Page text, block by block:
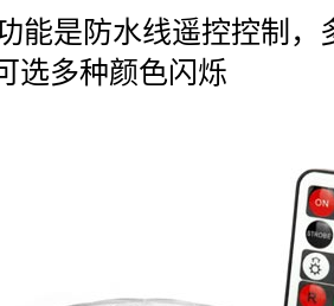
能是防水线遥控控制
选多种颜色闪烁